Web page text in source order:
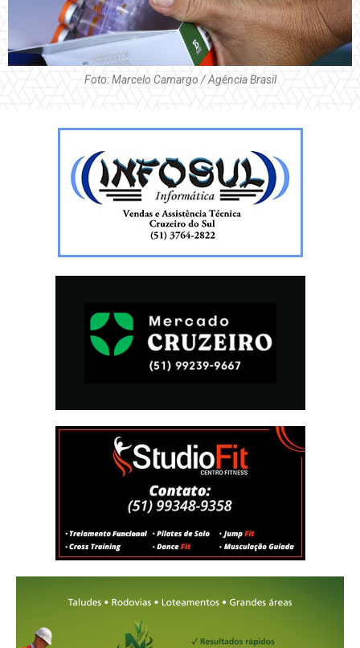
Foto: Marcelo Camargo / Agência Brasil